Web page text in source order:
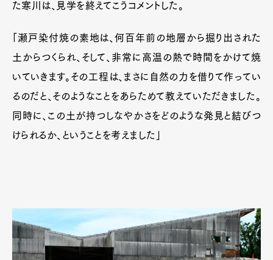
た寒川は、見学を終えてこうコメントした。
「瀬戸染付焼の素地は、何百年前の地層から掘り出された
土からつくられ、そして、非常に高温の熱で時間をかけて焼
いていきます。その工程は、まさに自然の力を借りて作ってい
るのだと、そのようなことをあらためて教えていただきました。
同時に、この土が持つしなやかさをどのような発見と結びつ
けられるか、ということを考えました」